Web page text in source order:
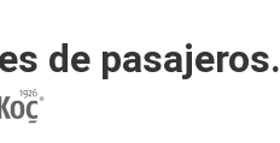
de pasajeros.